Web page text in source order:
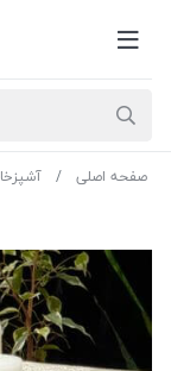
صفحه اصلی